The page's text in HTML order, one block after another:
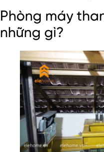
Phòng máy
những gì?